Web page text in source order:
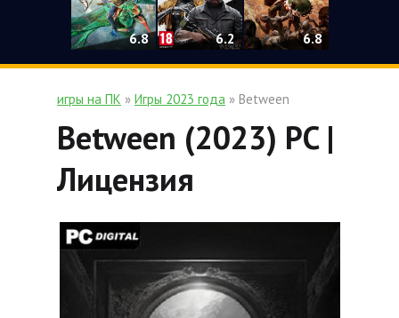
6.8 6.2 6.8
игры на ПК » Игры 2023 года » Between
Between (2023) PC |
Лицензия